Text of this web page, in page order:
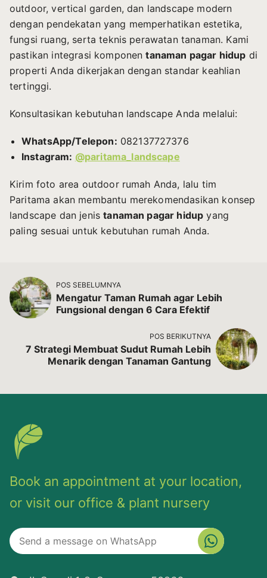
outdoor, vertical garden, dan landscape modern
dengan pendekatan yang memperhatikan estetika,
fungsi ruang, serta teknis perawatan tanaman. Kami
pastikan integrasi komponentanaman pagar hidup di
properti Anda dikerjakan dengan standar keahlian
tertinggi.
Konsultasikan kebutuhan landscape Anda melalui:
WhatsApp/Telepon: 082137727376
Instagram: @paritama_landscape
Kirim foto area outdoor rumah Anda, lalu tim
Paritama akan membantu merekomendasikan konsep
landscape dan jenistanaman pagar hidup yang
paling sesuai untuk kebutuhan rumah Anda.
POS SEBELUMNYA
Mengatur Taman Rumah agar Lebih
Fungsional dengan 6 Cara Efektif
POS BERIKUTNYA
7 Strategi Membuat Sudut Rumah Lebih
Menarik dengan Tanaman Gantung
Book an appointment at your location,
or visit our office & plant nursery